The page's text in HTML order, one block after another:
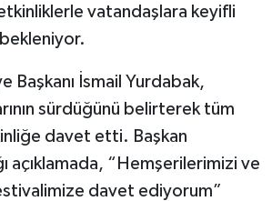
vatandaşlara keyifli
Başkanı İsmail Yurdabak,
sürdüğünü belirterek tüm
davet etti. Başkan
açıklamada, “Hemşerilerimizi ve
davet ediyorum”